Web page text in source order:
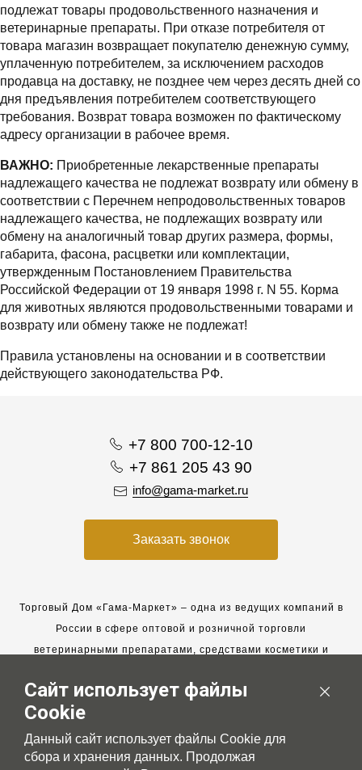
подлежат товары продовольственного назначения и
ветеринарные препараты. При отказе потребителя от
товара магазин возвращает покупателю денежную сумму,
уплаченную потребителем, за исключением расходов
продавца на доставку, не позднее чем через десять дней со
дня предъявления потребителем соответствующего
требования. Возврат товара возможен по фактическому
адресу организации в рабочее время.
ВАЖНО: Приобретенные лекарственные препараты
надлежащего качества не подлежат возврату или обмену в
соответствии с Перечнем непродовольственных товаров
надлежащего качества, не подлежащих возврату или
обмену на аналогичный товар других размера, формы,
габарита, фасона, расцветки или комплектации,
утвержденным Постановлением Правительства
Российской Федерации от 19 января 1998 г. N 55. Корма
для животных являются продовольственными товарами и
возврату или обмену также не подлежат!
Правила установлены на основании и в соответствии
действующего законодательства РФ.
+7 800 700-12-10
+7 861 205 43 90
info@gama-market.ru
Заказать звонок
Торговый Дом «Гама-Маркет» – одна из ведущих компаний в
России в сфере оптовой и розничной торговли
ветеринарными препаратами, средствами косметики и
Мы работаем с 2005 года. Мы приглашаем к сотрудничеству
новых клиентов и всегда рассчитываем на взаимовыгодные,
долгосрочные партнерские отношения.
Сайт использует файлы
Cookie
Данный сайт использует файлы Cookie для
сбора и хранения данных. Продолжая